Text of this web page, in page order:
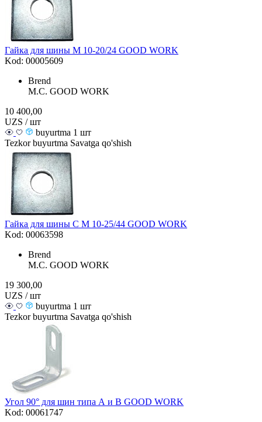
Гайка для шины М 10-20/24 GOOD WORK
Kod: 00005609
Brend
M.С. GOOD WORK
10 400,00
UZS / шт
buyurtma 1 шт
Tezkor buyurtma Savatga qo'shish
Гайка для шины C М 10-25/44 GOOD WORK
Kod: 00063598
Brend
M.С. GOOD WORK
19 300,00
UZS / шт
buyurtma 1 шт
Tezkor buyurtma Savatga qo'shish
Угол 90° для шин типа А и B GOOD WORK
Kod: 00061747